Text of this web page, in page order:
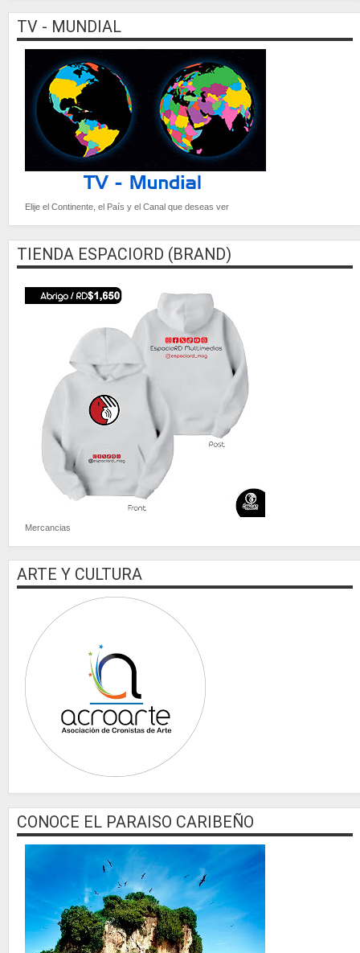
TV - MUNDIAL
Elije el Continente, el País y el Canal que deseas ver
TIENDA ESPACIORD (BRAND)
Mercancias
ARTE Y CULTURA
CONOCE EL PARAISO CARIBEÑO